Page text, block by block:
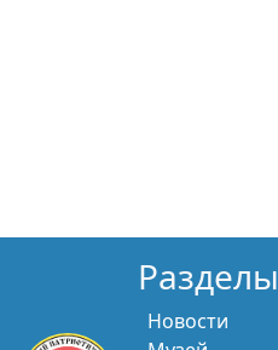
Разделы
Новости